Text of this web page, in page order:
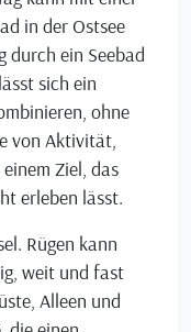
in der Ostsee
durch ein Seebad
sich ein
ohne
von Aktivität,
Ziel, das
erleben lässt.
Rügen kann
weit und fast
Alleen und